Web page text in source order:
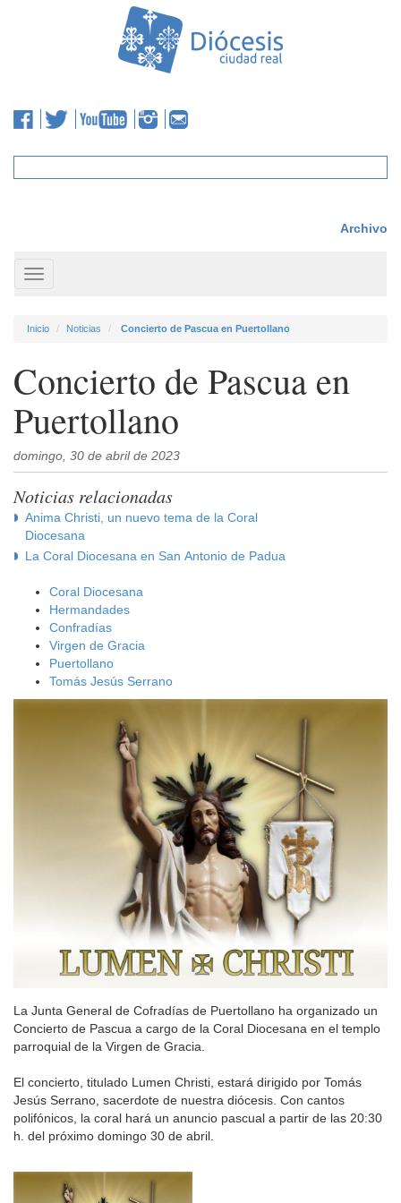
Archivo
Toggle
navigation
Inicio Noticias Concierto de Pascua en Puertollano
Concierto de Pascua en
Puertollano
domingo, 30 de abril de 2023
Noticias relacionadas
Anima Christi, un nuevo tema de la Coral
Diocesana
La Coral Diocesana en San Antonio de Padua
Coral Diocesana
Hermandades
Confradías
Virgen de Gracia
Puertollano
Tomás Jesús Serrano
La Junta General de Cofradías de Puertollano ha organizado un
Concierto de Pascua a cargo de la Coral Diocesana en el templo
parroquial de la Virgen de Gracia.
El concierto, titulado Lumen Christi, estará dirigido por Tomás
Jesús Serrano, sacerdote de nuestra diócesis. Con cantos
polifónicos, la coral hará un anuncio pascual a partir de las 20:30
h. del próximo domingo 30 de abril.